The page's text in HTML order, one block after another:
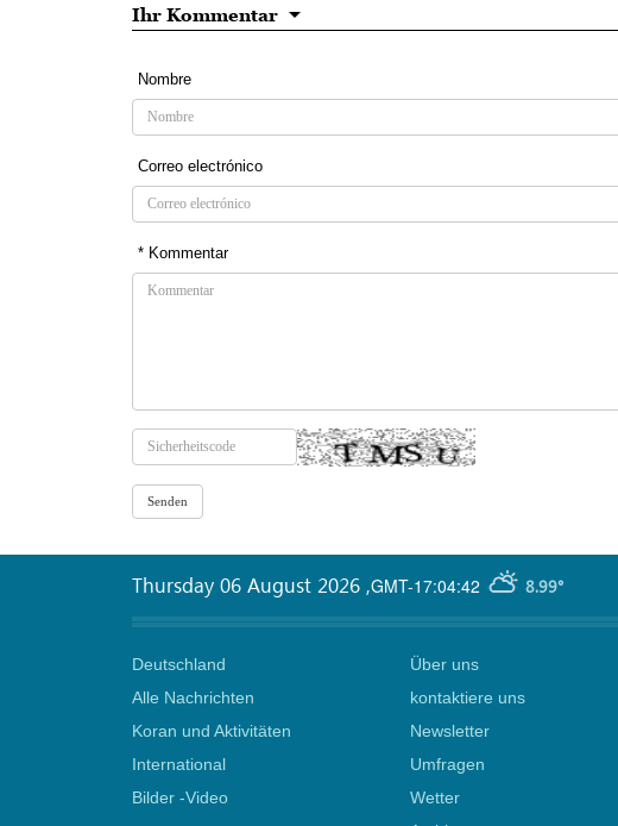
Ihr Kommentar
Nombre
Correo electrónico
* Kommentar
GMT-17:04:42 8.99°
Thursday 06 August 2026 ,
Deutschland
Alle Nachrichten
Koran und Aktivitäten
International
Bilder -Video
Über uns
kontaktiere uns
Newsletter
Umfragen
Wetter